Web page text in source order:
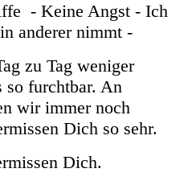
- Keine Angst - Ich
anderer nimmt -
zu Tag weniger
so furchtbar. An
wir immer noch
Dich so sehr.
Dich.